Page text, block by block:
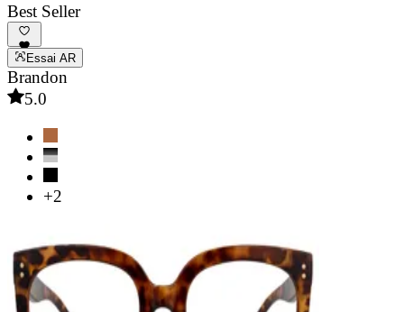
Best Seller
Essai AR
Brandon
5.0
+2